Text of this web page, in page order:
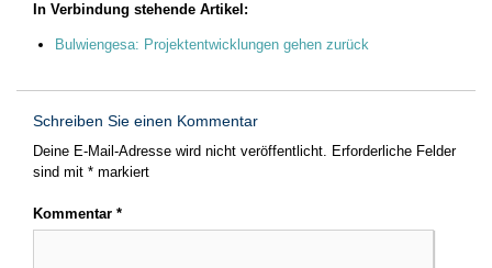
In Verbindung stehende Artikel:
Bulwiengesa: Projektentwicklungen gehen zurück
Schreiben Sie einen Kommentar
Deine E-Mail-Adresse wird nicht veröffentlicht. Erforderliche Felder
sind mit * markiert
Kommentar *